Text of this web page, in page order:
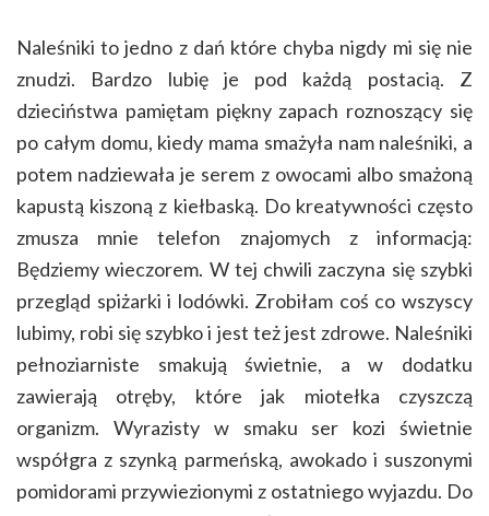
Naleśniki to jedno z dań które chyba nigdy mi się nie
znudzi. Bardzo lubię je pod każdą postacią. Z
dzieciństwa pamiętam piękny zapach roznoszący się
po całym domu, kiedy mama smażyła nam naleśniki, a
potem nadziewała je serem z owocami albo smażoną
kapustą kiszoną z kiełbaską. Do kreatywności często
zmusza mnie telefon znajomych z informacją:
Będziemy wieczorem. W tej chwili zaczyna się szybki
przegląd spiżarki i lodówki. Zrobiłam coś co wszyscy
lubimy, robi się szybko i jest też jest zdrowe. Naleśniki
pełnoziarniste smakują świetnie, a w dodatku
zawierają otręby, które jak miotełka czyszczą
organizm. Wyrazisty w smaku ser kozi świetnie
współgra z szynką parmeńską, awokado i suszonymi
pomidorami przywiezionymi z ostatniego wyjazdu. Do